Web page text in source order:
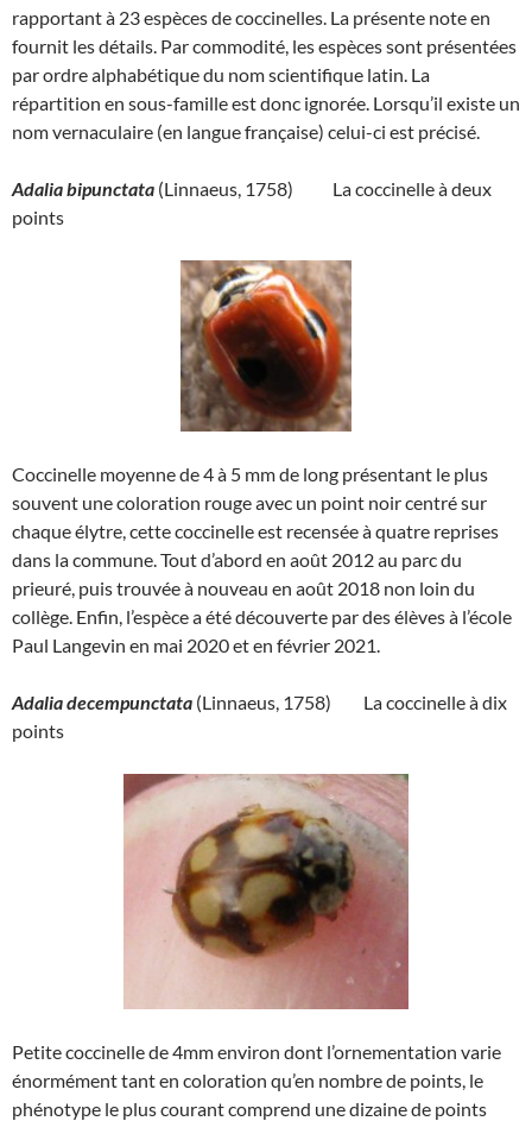
rapportant à 23 espèces de coccinelles. La présente note en
fournit les détails. Par commodité, les espèces sont présentées
par ordre alphabétique du nom scientifique latin. La
répartition en sous-famille est donc ignorée. Lorsqu’il existe un
nom vernaculaire (en langue française) celui-ci est précisé.
Adalia bipunctata (Linnaeus, 1758) La coccinelle à deux
points
Coccinelle moyenne de 4 à 5 mm de long présentant le plus
souvent une coloration rouge avec un point noir centré sur
chaque élytre, cette coccinelle est recensée à quatre reprises
dans la commune. Tout d’abord en août 2012 au parc du
prieuré, puis trouvée à nouveau en août 2018 non loin du
collège. Enfin, l’espèce a été découverte par des élèves à l’école
Paul Langevin en mai 2020 et en février 2021.
Adalia decempunctata (Linnaeus, 1758) La coccinelle à dix
points
Petite coccinelle de 4mm environ dont l’ornementation varie
énormément tant en coloration qu’en nombre de points, le
phénotype le plus courant comprend une dizaine de points